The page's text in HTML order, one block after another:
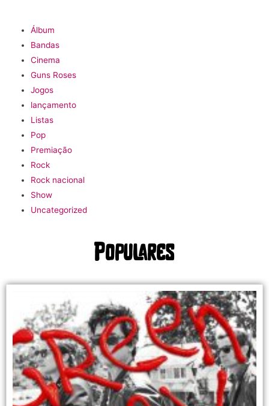
Álbum
Bandas
Cinema
Guns Roses
Jogos
lançamento
Listas
Pop
Premiação
Rock
Rock nacional
Show
Uncategorized
Populares